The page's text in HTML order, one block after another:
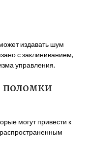
издавать шум
с заклиниванием,
управления.
могут привести к